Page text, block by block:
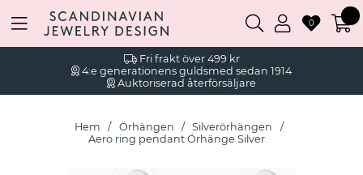
Fri frakt över 499 kr
4:e generationens guldsmed sedan 1914
Auktoriserad återförsäljare
0
Hem Örhängen
Silverörhängen
Aero ring pendant Örhänge Silver